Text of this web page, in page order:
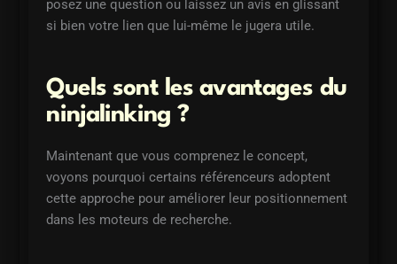
posez une question ou laissez un avis en glissant
si bien votre lien que lui-même le jugera utile.
Quels sont les avantages du
ninjalinking ?
Maintenant que vous comprenez le concept,
voyons pourquoi certains référenceurs adoptent
cette approche pour améliorer leur positionnement
dans les moteurs de recherche.